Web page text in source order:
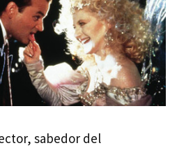
sabedor del